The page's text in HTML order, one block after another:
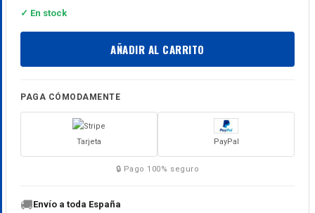
✓ En stock
AÑADIR AL CARRITO
PAGA CÓMODAMENTE
Tarjeta PayPal
🔒 Pago 100% seguro
🚚Envío a toda España